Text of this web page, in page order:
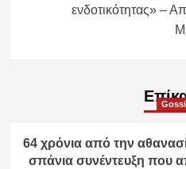
ενδοτικότητας» –
64 χρόνια από την
σπάνια συνέντευξη που